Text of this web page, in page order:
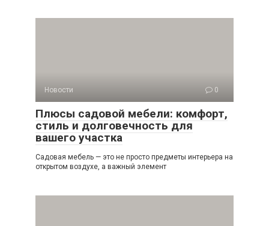
Новости 0
Плюсы садовой мебели: комфорт,
стиль и долговечность для
вашего участка
Садовая мебель — это не просто предметы интерьера на
открытом воздухе, а важный элемент